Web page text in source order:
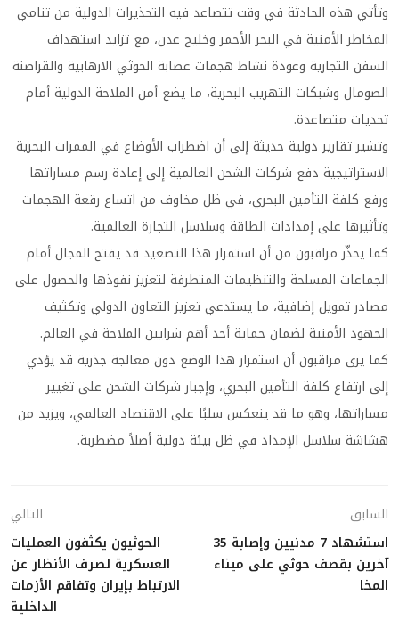
وتأتي هذه الحادثة في وقت تتصاعد فيه التحذيرات الدولية من تنامي
المخاطر الأمنية في البحر الأحمر وخليج عدن، مع تزايد استهداف
السفن التجارية وعودة نشاط هجمات عصابة الحوثي الارهابية والقراصنة
الصومال وشبكات التهريب البحرية، ما يضع أمن الملاحة الدولية أمام
تحديات متصاعدة.
وتشير تقارير دولية حديثة إلى أن اضطراب الأوضاع في الممرات البحرية
الاستراتيجية دفع شركات الشحن العالمية إلى إعادة رسم مساراتها
ورفع كلفة التأمين البحري، في ظل مخاوف من اتساع رقعة الهجمات
وتأثيرها على إمدادات الطاقة وسلاسل التجارة العالمية.
كما يحذّر مراقبون من أن استمرار هذا التصعيد قد يفتح المجال أمام
الجماعات المسلحة والتنظيمات المتطرفة لتعزيز نفوذها والحصول على
مصادر تمويل إضافية، ما يستدعي تعزيز التعاون الدولي وتكثيف
الجهود الأمنية لضمان حماية أحد أهم شرايين الملاحة في العالم.
كما يرى مراقبون أن استمرار هذا الوضع دون معالجة جذرية قد يؤدي
إلى ارتفاع كلفة التأمين البحري، وإجبار شركات الشحن على تغيير
مساراتها، وهو ما قد ينعكس سلبًا على الاقتصاد العالمي، ويزيد من
هشاشة سلاسل الإمداد في ظل بيئة دولية أصلاً مضطربة.
السابق
استشهاد 7 مدنيين وإصابة 35
آخرين بقصف حوثي على ميناء
المخا
التالي
الحوثيون يكثفون العمليات
العسكرية لصرف الأنظار عن
الارتباط بإيران وتفاقم الأزمات
الداخلية